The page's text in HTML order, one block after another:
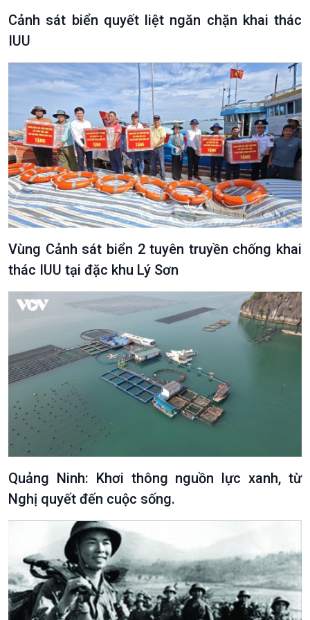
Văn hoá & Du lịch
Tin Văn hoá & Du lịch
Chát với người nổi tiếng
Câu chuyện Thể thao
Multimedia
Ảnh
Video
Cảnh sát biển quyết liệt ngăn chặn khai thác
IUU
Vùng Cảnh sát biển 2 tuyên truyền chống khai
thác IUU tại đặc khu Lý Sơn
Quảng Ninh: Khơi thông nguồn lực xanh, từ
Nghị quyết đến cuộc sống.